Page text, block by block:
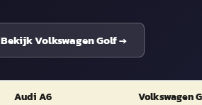
BekijkVolkswagen Golf→
Audi A6 Volkswagen